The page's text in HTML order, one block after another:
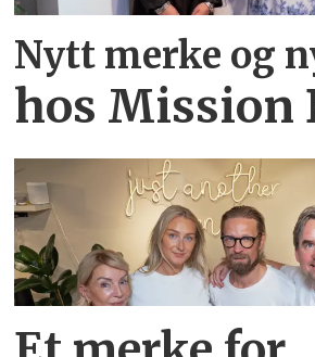
Nytt merke og
hos Mission